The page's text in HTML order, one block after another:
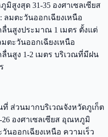
มิสูงสุด 31-35 องศาเซลเซียส
มตะวันออกเฉียงเหนือ
ลื่นสูงประมาณ 1 เมตร ตั้งแต่
ตะวันออกเฉียงเหนือ
นสูง 1-2 เมตร บริเวณที่มีฝน
ส่วนมากบริเวณจังหวัดภูเก็ต
องศาเซลเซียส อุณหภูมิ
นออกเฉียงเหนือ ความเร็ว